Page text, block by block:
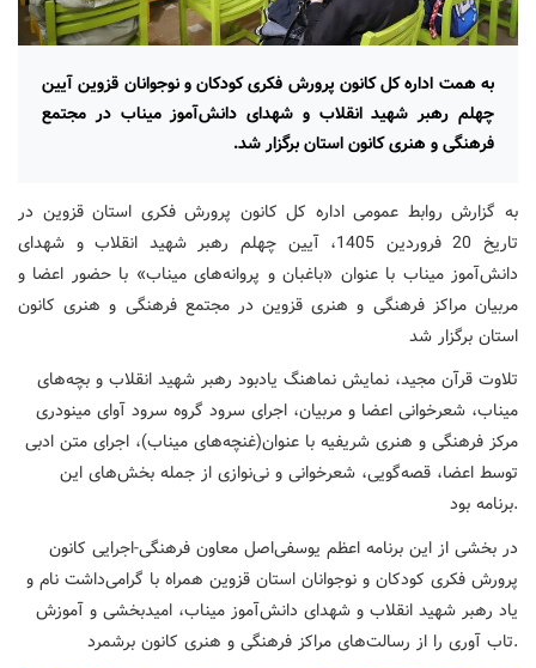
به همت اداره کل کانون پرورش فکری کودکان و نوجوانان قزوین آیین
چهلم رهبر شهید انقلاب و شهدای دانش‌آموز میناب در مجتمع
فرهنگی و هنری کانون استان برگزار شد.
به گزارش روابط عمومی اداره کل کانون پرورش فکری استان قزوین در
تاریخ 20 فروردین 1405، آیین چهلم رهبر شهید انقلاب و شهدای
دانش‌آموز میناب با عنوان «باغبان و پروانه‌های میناب» با حضور اعضا و
مربیان مراکز فرهنگی و هنری قزوین در مجتمع فرهنگی و هنری کانون
استان برگزار شد
تلاوت قرآن مجید، نمایش نماهنگ یادبود رهبر شهید انقلاب و بچه‌های
میناب، شعرخوانی اعضا و مربیان، اجرای سرود گروه سرود آوای مینودری
مرکز فرهنگی و هنری شریفیه با عنوان(غنچه‌های میناب)، اجرای متن ادبی
توسط اعضا، قصه‌گویی، شعرخوانی و نی‌نوازی از جمله بخش‌های این
برنامه بود.
در بخشی از این برنامه اعظم یوسفی‌اصل معاون فرهنگی-اجرایی کانون
پرورش فکری کودکان و نوجوانان استان قزوین همراه با گرامی‌داشت نام و
یاد رهبر شهید انقلاب و شهدای دانش‌آموز میناب، امیدبخشی و آموزش
تاب آوری را از رسالت‌های مراکز فرهنگی و هنری کانون برشمرد.